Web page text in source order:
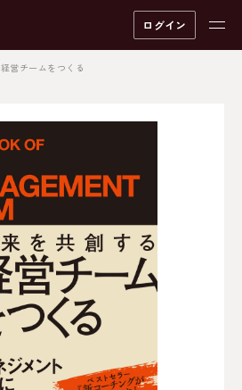
ログイン
営チームをつくる